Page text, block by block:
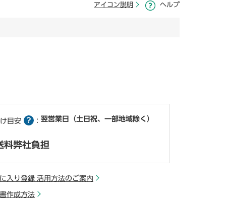
アイコン説明 ヘルプ
目安 ： 翌営業日（土日祝、一部地域除く）
料弊社負担
入り登録 活用方法のご案内
作成方法